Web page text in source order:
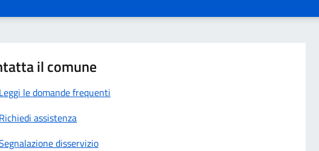
il comune
le domande frequenti
assistenza
disservizio